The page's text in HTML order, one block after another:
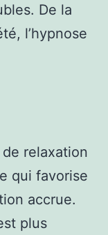
De la
l’hypnose
relaxation
qui favorise
accrue.
plus